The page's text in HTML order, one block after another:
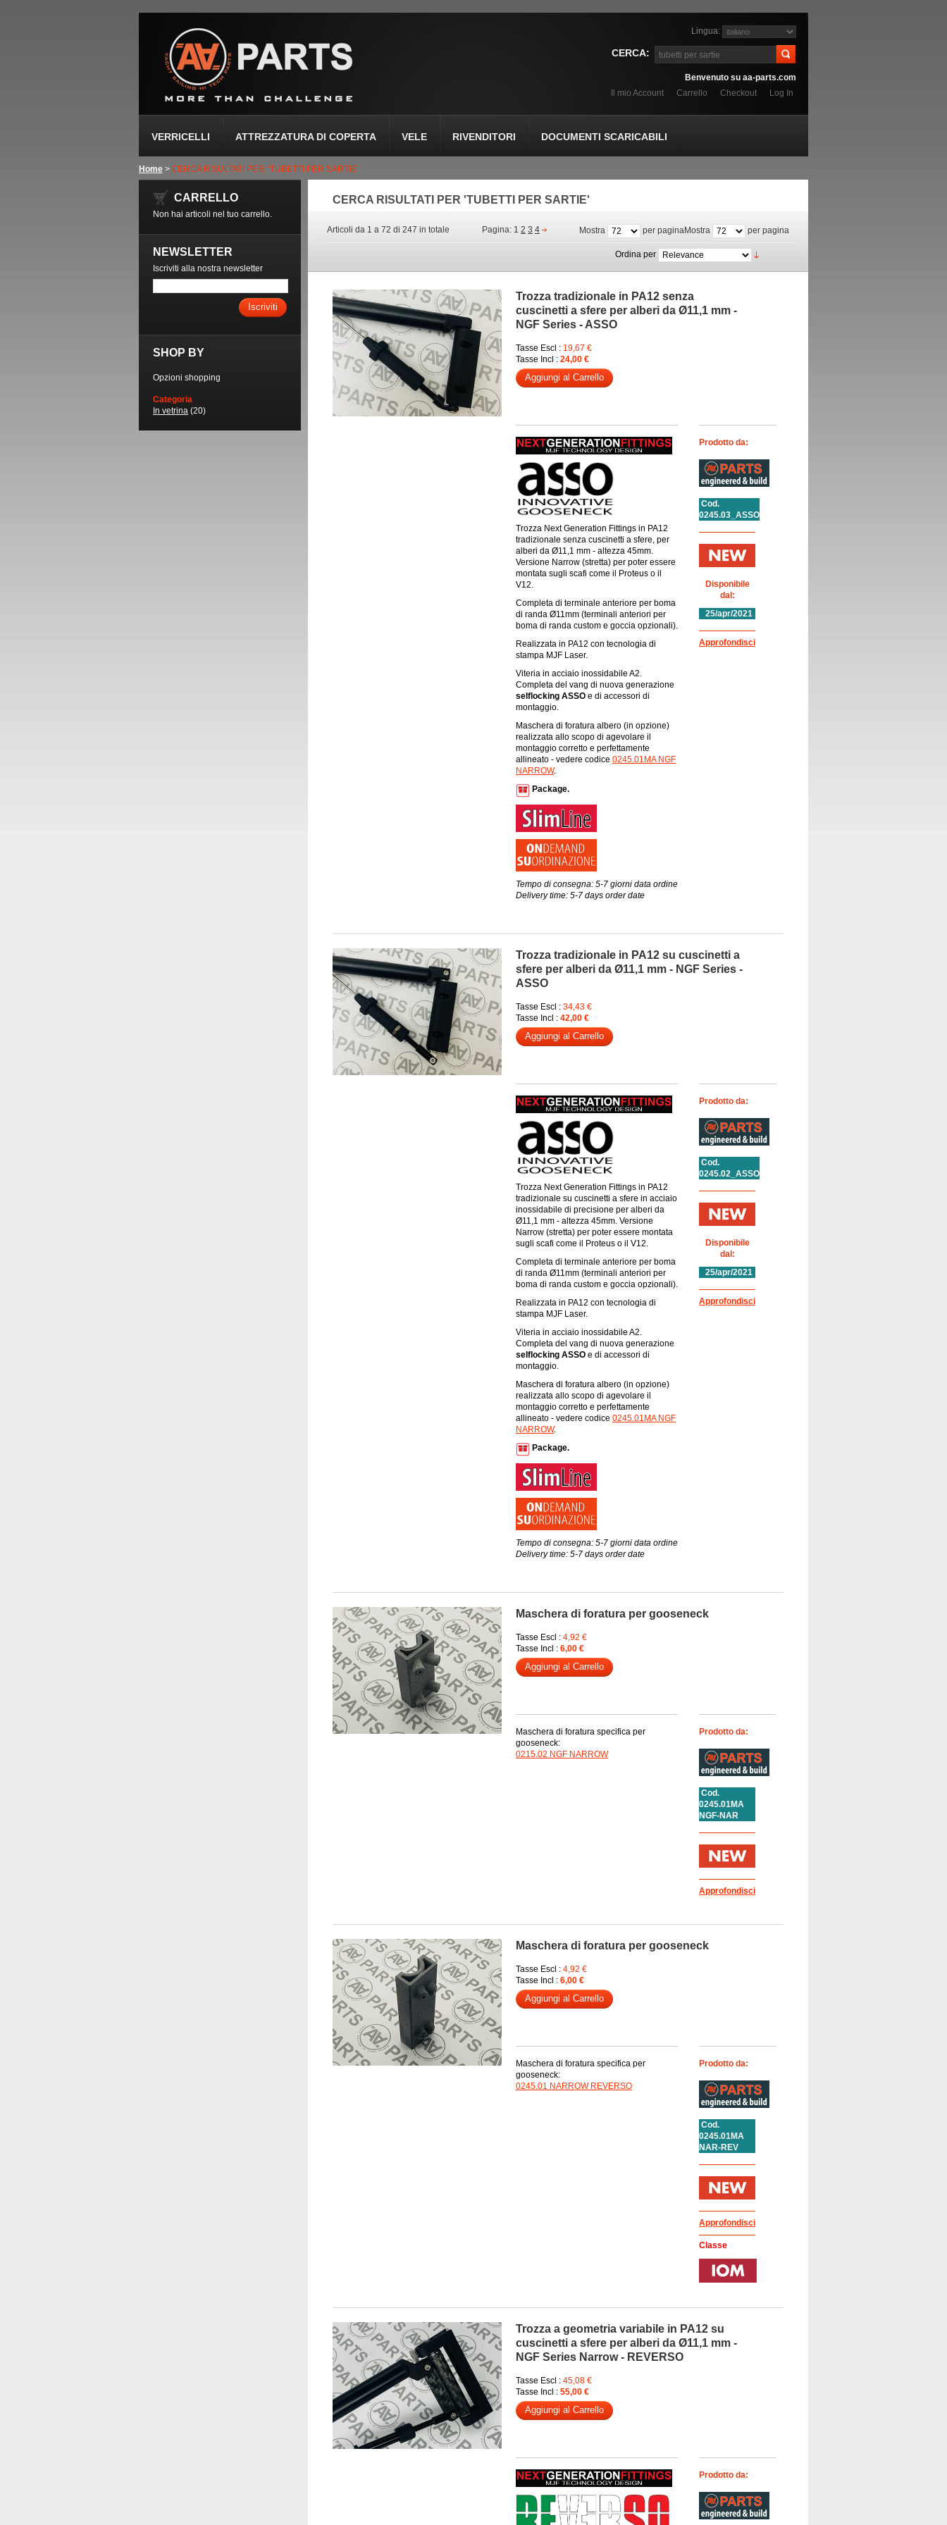
Lingua:
CERCA:
Benvenuto su aa-parts.com
Il mio Account
Carrello Checkout Log In
VERRICELLI ATTREZZATURA DI COPERTA VELE RIVENDITORI DOCUMENTI SCARICABILI
Home > CERCA RISULTATI PER: 'TUBETTI PER SARTIE'
CERCA RISULTATI PER 'TUBETTI PER SARTIE'
Articoli da 1 a 72 di 247 in totale Mostra per pagina
Mostra per pagina
Pagina: 1 2 3 4
Ordina per
Trozza tradizionale in PA12 senza
cuscinetti a sfere per alberi da Ø11,1 mm -
NGF Series - ASSO
Tasse Escl : 19,67 €
Tasse Incl : 24,00 €
Aggiungi al Carrello
Trozza Next Generation Fittings in PA12
tradizionale senza cuscinetti a sfere, per
alberi da Ø11,1 mm - altezza 45mm.
Versione Narrow (stretta) per poter essere
montata sugli scafi come il Proteus o il
V12.
Completa di terminale anteriore per boma
di randa Ø11mm (terminali anteriori per
boma di randa custom e goccia opzionali).
Realizzata in PA12 con tecnologia di
stampa MJF Laser.
Viteria in acciaio inossidabile A2.
Completa del vang di nuova generazione
selflocking ASSO e di accessori di
montaggio.
Maschera di foratura albero (in opzione)
realizzata allo scopo di agevolare il
montaggio corretto e perfettamente
allineato - vedere codice 0245.01MA NGF
NARROW.
Package.
Tempo di consegna: 5-7 giorni data ordine
Delivery time: 5-7 days order date
Prodotto da:
Cod.
0245.03_ASSO
Disponibile
dal:
25/apr/2021
Approfondisci
Trozza tradizionale in PA12 su cuscinetti a
sfere per alberi da Ø11,1 mm - NGF Series -
ASSO
Tasse Escl : 34,43 €
Tasse Incl : 42,00 €
Aggiungi al Carrello
Trozza Next Generation Fittings in PA12
tradizionale su cuscinetti a sfere in acciaio
inossidabile di precisione per alberi da
Ø11,1 mm - altezza 45mm. Versione
Narrow (stretta) per poter essere montata
sugli scafi come il Proteus o il V12.
Completa di terminale anteriore per boma
di randa Ø11mm (terminali anteriori per
boma di randa custom e goccia opzionali).
Realizzata in PA12 con tecnologia di
stampa MJF Laser.
Viteria in acciaio inossidabile A2.
Completa del vang di nuova generazione
selflocking ASSO e di accessori di
montaggio.
Maschera di foratura albero (in opzione)
realizzata allo scopo di agevolare il
montaggio corretto e perfettamente
allineato - vedere codice 0245.01MA NGF
NARROW.
Package.
Tempo di consegna: 5-7 giorni data ordine
Delivery time: 5-7 days order date
Prodotto da:
Cod.
0245.02_ASSO
Disponibile
dal:
25/apr/2021
Approfondisci
Maschera di foratura per gooseneck
Tasse Escl : 4,92 €
Tasse Incl : 6,00 €
Aggiungi al Carrello
Maschera di foratura specifica per
gooseneck:
0215.02 NGF NARROW
Prodotto da:
Cod.
0245.01MA
NGF-NAR
Approfondisci
Maschera di foratura per gooseneck
Tasse Escl : 4,92 €
Tasse Incl : 6,00 €
Aggiungi al Carrello
Maschera di foratura specifica per
gooseneck:
0245.01 NARROW REVERSO
Prodotto da:
Cod.
0245.01MA
NAR-REV
Approfondisci
Classe
Trozza a geometria variabile in PA12 su
cuscinetti a sfere per alberi da Ø11,1 mm -
NGF Series Narrow - REVERSO
Tasse Escl : 45,08 €
Tasse Incl : 55,00 €
Aggiungi al Carrello
Prodotto da:
CARRELLO
Non hai articoli nel tuo carrello.
NEWSLETTER
Iscriviti alla nostra newsletter
Iscriviti
SHOP BY
Opzioni shopping
Categoria
In vetrina (20)